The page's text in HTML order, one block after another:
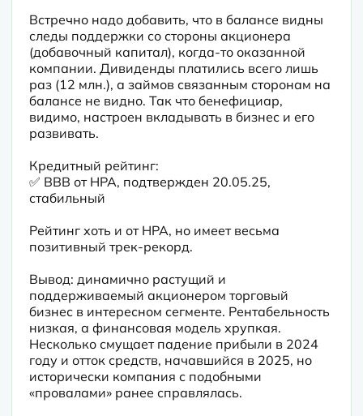
Встречно надо добавить, что в балансе видны
следы поддержки со стороны акционера
(добавочный капитал), когда-то оказанной
компании. Дивиденды платились всего лишь
раз (12 млн.), а займов связанным сторонам на
балансе не видно. Так что бенефициар,
видимо, настроен вкладывать в бизнес и его
развивать.
Кредитный рейтинг:
✅ ВBB от НРА, подтвержден 20.05.25,
стабильный
Рейтинг хоть и от НРА, но имеет весьма
позитивный трек-рекорд.
Вывод: динамично растущий и
поддерживаемый акционером торговый
бизнес в интересном сегменте. Рентабельность
низкая, а финансовая модель хрупкая.
Несколько смущает падение прибыли в 2024
году и отток средств, начавшийся в 2025, но
исторически компания с подобными
«провалами» ранее справлялась.